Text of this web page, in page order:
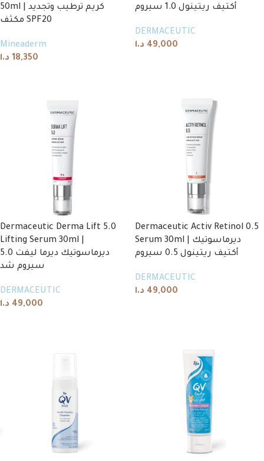
50ml | كريم ترطيب وتجديد
مكثف SPF20
Mineaderm
18,350 د.ا
أكتيف ريتينول 1.0 سيروم
DERMACEUTIC
49,000 د.ا
Dermaceutic Derma Lift 5.0
Lifting Serum 30ml |
ديرماسوتيك ديرما ليفت 5.0
سيروم شد
DERMACEUTIC
49,000 د.ا
Dermaceutic Activ Retinol 0.5
Serum 30ml | ديرماسوتيك
أكتيف ريتينول 0.5 سيروم
DERMACEUTIC
49,000 د.ا